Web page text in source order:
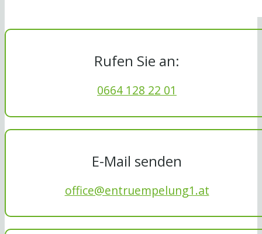
Rufen Sie an:
0664 128 22 01
E-Mail senden
office@entruempelung1.at